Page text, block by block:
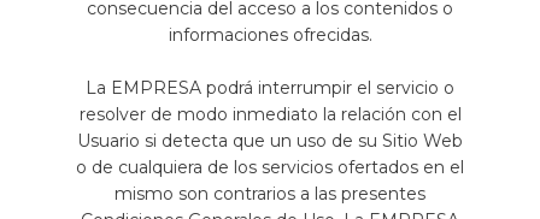
consecuencia del acceso a los contenidos o
informaciones ofrecidas.
La EMPRESA podrá interrumpir el servicio o
resolver de modo inmediato la relación con el
Usuario si detecta que un uso de su Sitio Web
o de cualquiera de los servicios ofertados en el
mismo son contrarios a las presentes